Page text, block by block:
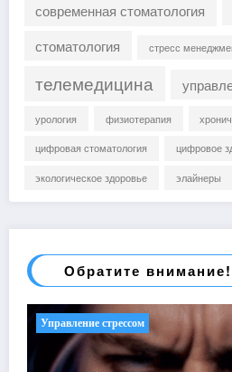
современная стоматология
стоматология стресс
телемедицина
урология физиотерапия
цифровая стоматология цифровое
экологическое здоровье элайнеры
Обратите внимание!
Управление стрессом